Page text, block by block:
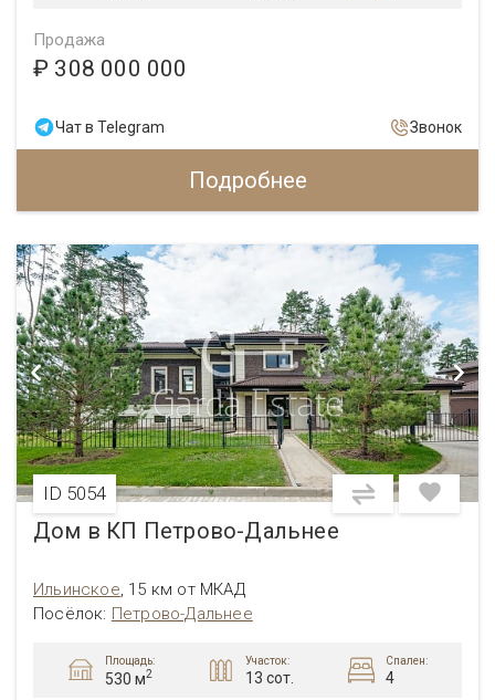
Продажа
₽ 308 000 000
Чат в Telegram Звонок
Подробнее
ID 5054
Дом в КП Петрово-Дальнее
Ильинское 15 км от МКАД
Посёлок: Петрово-Дальнее
Площадь:
530 м2
Участок:
13 сот.
Спален:
4